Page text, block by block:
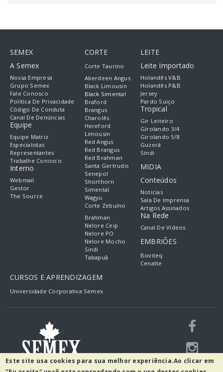
SEMEX
A Semex
Nossa Empresa
Grupo Semex
Fale Conosco
Política De Privacidade
Código De Conduta
Canal De Denúncias
Equipe
Equipe Matriz
Especialistas
Representantes
Trabalhe Conosco
Interno
Webmail
Gestor
The Source
CORTE
Corte Taurino
Aberdeen Angus
Black Limousin
Black Simental
Braford
Brangus
Charolês
Hereford
Limousin
Red Angus
Red Brangus
Red Brahman
Santa Gertrudis
Senepol
Shorthorn
Simental
Wagyu
Corte Zebuíno
Brahman
Nelore Ceip
Nelore PO
Nelore Mocho
Sindi
Tabapuã
LEITE
Leite Importado
Holandês V&B
Holandês P&B
Jersey
Pardo Suiço
Tropical
Gir Leiteiro
Girolando 3/4
Girolando 5/8
Guzerá
Sindi
MIDIA
Conteúdos
Notícias
Sala De Imprensa
Artigos Assinados
Na Rede
Canal De Vídeos
EMBRIÕES
Boviteq
Cenatte
CURSOS E APRENDIZAGEM
Universidade Corporativa Semex
Este site usa cookies para sua melhor experiência.Ao clicar em